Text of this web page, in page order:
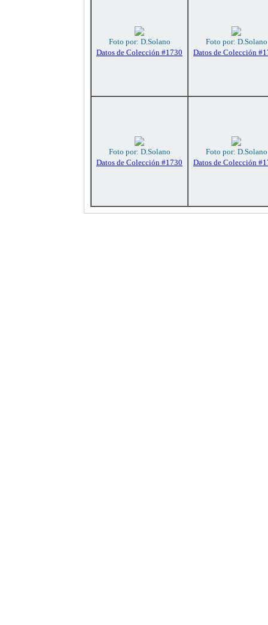
Foto por: D.Solano
Datos de Colección #1730
Foto por: D.Solano
Datos de Colección
Foto por: D.Solano
Datos de Colección #1730
Foto por: D.Solano
Datos de Colección